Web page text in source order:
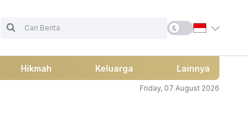
Hikmah Keluarga Lainnya
Friday, 07 August 2026